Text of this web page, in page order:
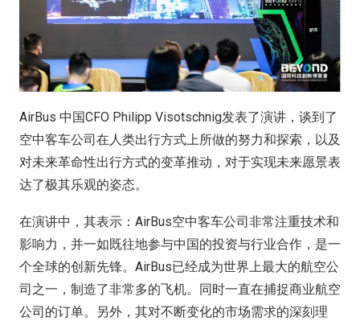
AirBus 中国CFO Philipp Visotschnig发表了演讲，谈到了
空中客车公司在人类出行方式上所做的努力和探索，以及
对未来革命性出行方式的变革推动，对于实现未来愿景表
达了极其乐观的姿态。
在演讲中，其表示：AirBus空中客车公司非常注重技术和
影响力，并一如既往地参与中国的投资与行业合作，是一
个全球的创新先锋。AirBus已经成为世界上最大的航空公
司之一，制造了非常多的飞机。同时一直在捕捉商业航空
公司的订单。另外，其对不断变化的市场需求的深刻理